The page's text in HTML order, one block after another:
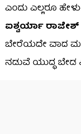
ಎಂದು ಎಲ್ಲರೂ
ಐಶ್ವರ್ಯಾ ರಾಜೇಶ್
ಬೇರೆಯದೇ ವಾದ
ನಡುವೆ ಯುದ್ಧ ಬೇಡ